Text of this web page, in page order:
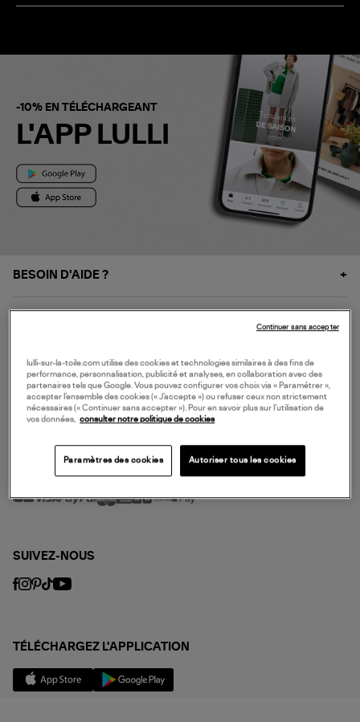
-10% EN TÉLÉCHARGEANT
L'APP LULLI
BESOIN D'AIDE ?
NOS SERVICES
SERVICE CLIENT
MODE DE PAIEMENT
SUIVEZ-NOUS
TÉLÉCHARGEZ L'APPLICATION
lulli-sur-la-toile.com utilise des cookies et technologies similaires à des fins de
performance, personnalisation, publicité et analyses, en collaboration avec des
partenaires tels que Google. Vous pouvez configurer vos choix via « Paramétrer »,
accepter l’ensemble des cookies (« J’accepte ») ou refuser ceux non strictement
nécessaires (« Continuer sans accepter »). Pour en savoir plus sur l’utilisation de
vos données,
consulter notre politique de cookies
Paramètres des cookies Autoriser tous les cookies
Continuer sans accepter